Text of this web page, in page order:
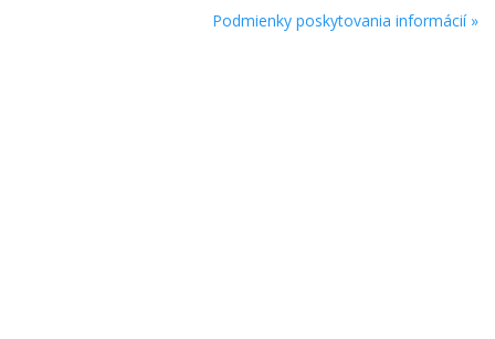
Podmienky poskytovania informácií »